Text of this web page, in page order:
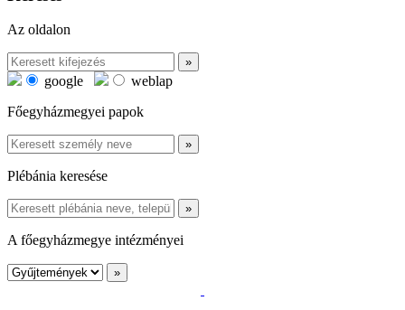
Az oldalon
google
weblap
Főegyházmegyei papok
Plébánia keresése
A főegyházmegye intézményei